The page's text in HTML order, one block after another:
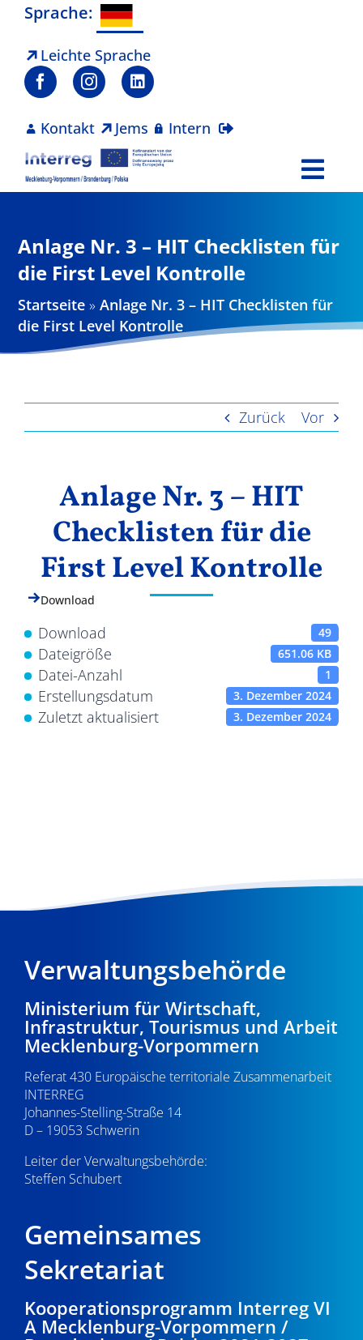
Zum
springen
Sprache:
Leichte Sprache
Kontakt Jems Intern
Projekte
Aktuelles
Anlage Nr. 3 – HIT Checklisten für
die First Level Kontrolle
Startseite »Anlage Nr. 3 – HIT Checklisten für
die First Level Kontrolle
Zurück Vor
Anlage Nr. 3 – HIT
Checklisten für die
First Level Kontrolle
Download
Download 49
Dateigröße 651.06 KB
Datei-Anzahl 1
Erstellungsdatum 3. Dezember 2024
Zuletzt aktualisiert 3. Dezember 2024
Verwaltungsbehörde
Ministerium für Wirtschaft,
Infrastruktur, Tourismus und Arbeit
Mecklenburg-Vorpommern
Referat 430 Europäische territoriale Zusammenarbeit
INTERREG
Johannes-Stelling-Straße 14
D – 19053 Schwerin
Leiter der Verwaltungsbehörde:
Steffen Schubert
Gemeinsames
Sekretariat
Kooperationsprogramm Interreg VI
A Mecklenburg-Vorpommern /